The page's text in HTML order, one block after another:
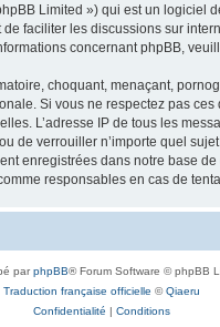
Limited ») qui est un logiciel
faciliter les discussions sur
concernant phpBB,
choquant, menaçant,
Si vous ne respectez pas
L’adresse IP de tous les
de verrouiller n’importe quel
enregistrées dans notre base
responsables en cas de
parphpBB® Forum Software © phpBB
Traduction française officielle ©Qiaeru
Confidentialité | Conditions